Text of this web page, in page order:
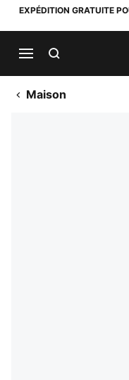
EXPÉDITION GRATUITE
Maison